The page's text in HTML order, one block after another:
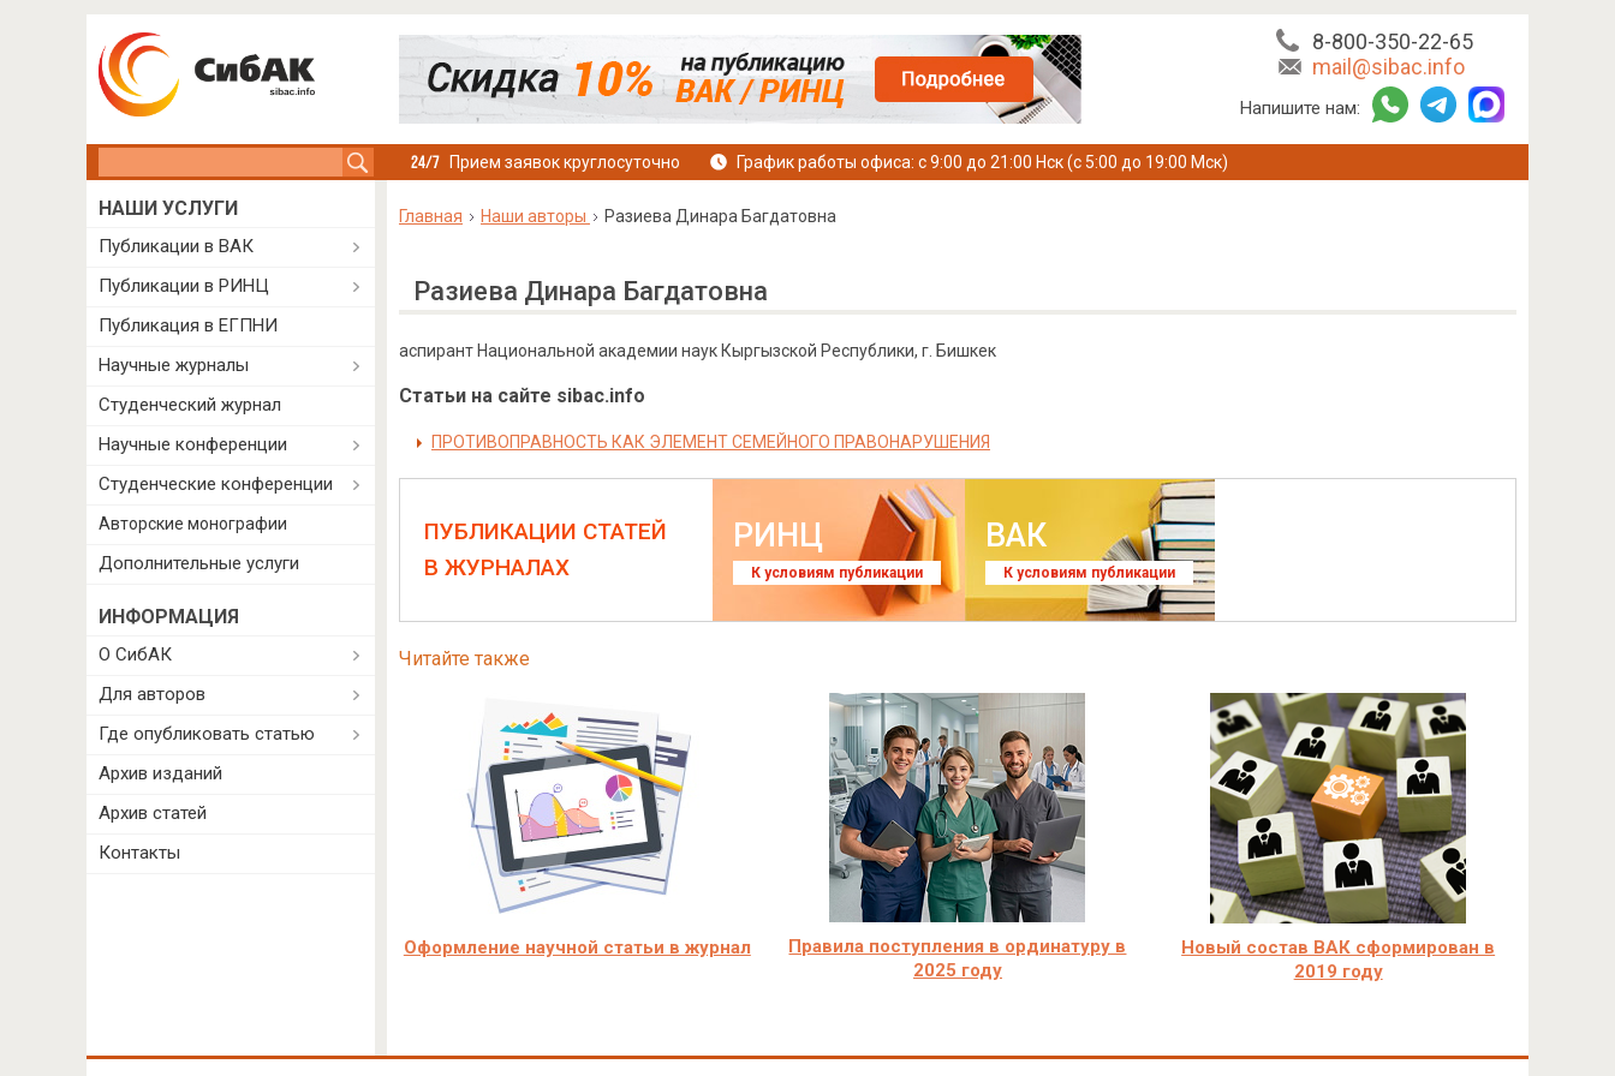
8-800-350-22-65
mail@sibac.info
Напишите нам:
Прием заявок круглосуточно График работы офиса: с 9:00 до 21:00 Нск (с 5:00 до 19:00 Мск)
Главная Наши авторы Разиева Динара Багдатовна
Разиева Динара Багдатовна
аспирант Национальной академии наук Кыргызской Республики, г. Бишкек
Статьи на сайте sibac.info
ПРОТИВОПРАВНОСТЬ КАК ЭЛЕМЕНТ СЕМЕЙНОГО ПРАВОНАРУШЕНИЯ
ПУБЛИКАЦИИ СТАТЕЙ
В ЖУРНАЛАХ
РИНЦ
К условиям публикации
ВАК
К условиям публикации
Читайте также
Оформление научной статьи в журнал
Правила поступления в ординатуру в
2025 году
Новый состав ВАК сформирован в
2019 году
НАШИ УСЛУГИ
Публикации в ВАК
Публикации в РИНЦ
Публикация в ЕГПНИ
Научные журналы
Студенческий журнал
Научные конференции
Студенческие конференции
Авторские монографии
Дополнительные услуги
ИНФОРМАЦИЯ
О СибАК
Для авторов
Где опубликовать статью
Архив изданий
Архив статей
Контакты